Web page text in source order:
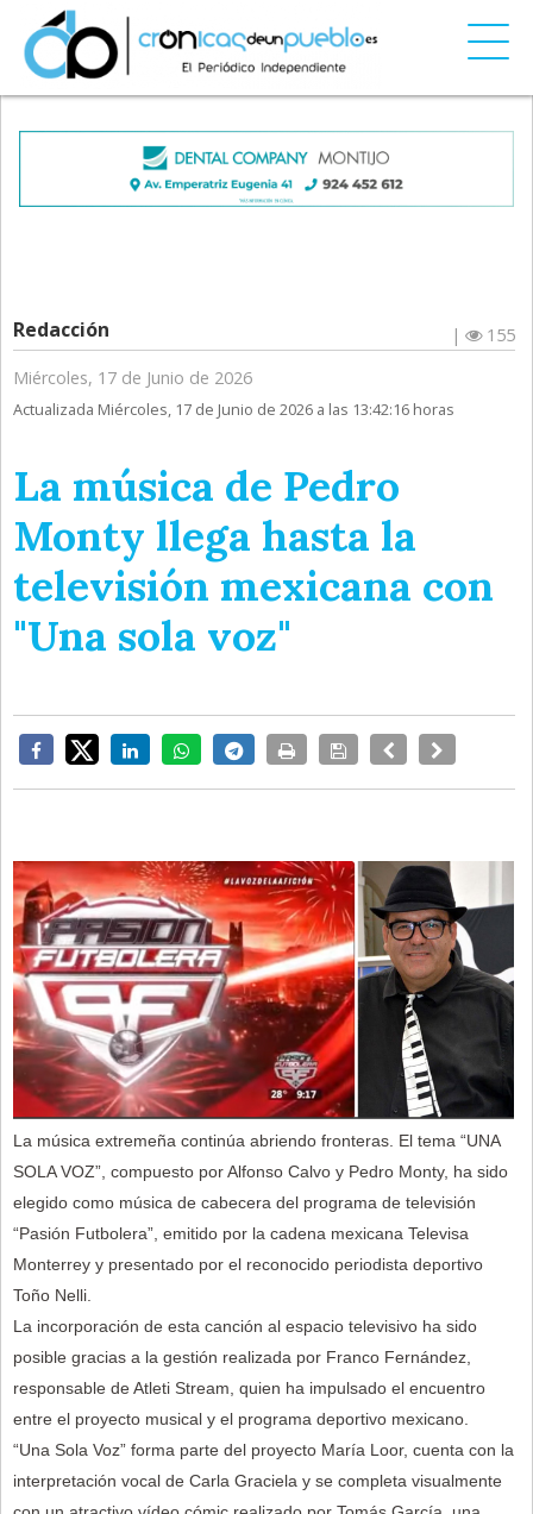
Redacción |
155
Miércoles, 17 de Junio de 2026
Actualizada Miércoles, 17 de Junio de 2026 a las 13:42:16 horas
La música de Pedro
Monty llega hasta la
televisión mexicana con
"Una sola voz"
La música extremeña continúa abriendo fronteras. El tema “UNA
SOLA VOZ”, compuesto por Alfonso Calvo y Pedro Monty, ha sido
elegido como música de cabecera del programa de televisión
“Pasión Futbolera”, emitido por la cadena mexicana Televisa
Monterrey y presentado por el reconocido periodista deportivo
Toño Nelli.
La incorporación de esta canción al espacio televisivo ha sido
posible gracias a la gestión realizada por Franco Fernández,
responsable de Atleti Stream, quien ha impulsado el encuentro
entre el proyecto musical y el programa deportivo mexicano.
“Una Sola Voz” forma parte del proyecto María Loor, cuenta con la
interpretación vocal de Carla Graciela y se completa visualmente